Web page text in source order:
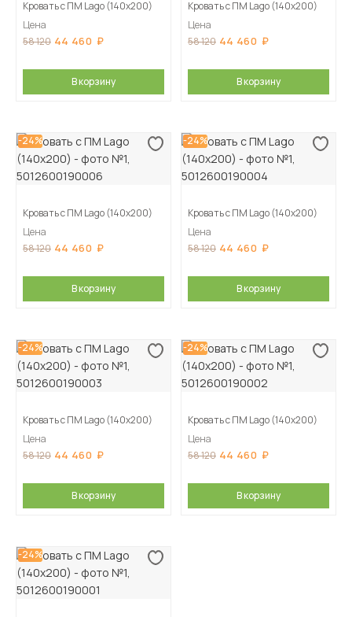
Кровать с ПМ Lago (140х200)
Цена
58 120 44 460
В корзину
Кровать с ПМ Lago (140х200)
Цена
58 120 44 460
В корзину
-24%
Кровать с ПМ Lago (140х200)
Цена
58 120 44 460
В корзину
-24%
Кровать с ПМ Lago (140х200)
Цена
58 120 44 460
В корзину
-24%
Кровать с ПМ Lago (140х200)
Цена
58 120 44 460
В корзину
-24%
Кровать с ПМ Lago (140х200)
Цена
58 120 44 460
В корзину
-24%